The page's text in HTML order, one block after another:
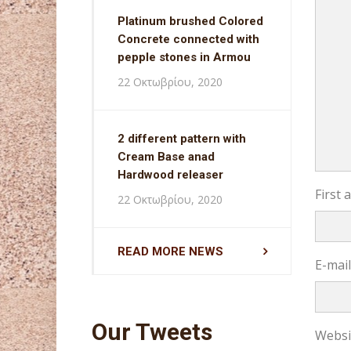
First
E-
Platinum brushed Colored
Concrete connected with
pepple stones in Armou
22 Οκτωβρίου, 2020
2 different pattern with
Cream Base anad
Hardwood releaser
22 Οκτωβρίου, 2020
READ MORE NEWS
Our Tweets